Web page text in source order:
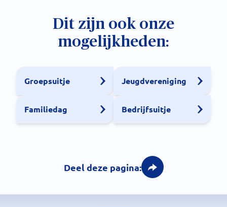
Dit zijn ook onze
mogelijkheden:
Groepsuitje Jeugdvereniging
Familiedag Bedrijfsuitje
Deel deze pagina: